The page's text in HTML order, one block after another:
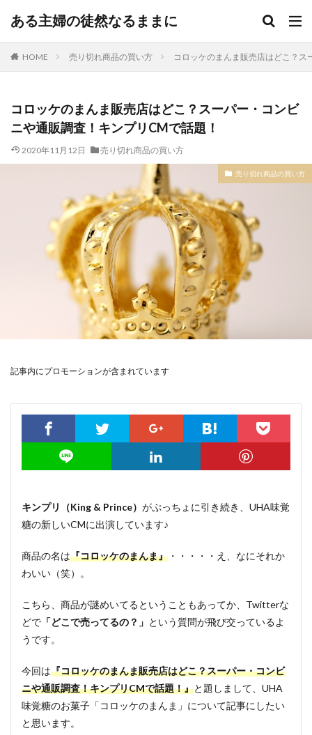
ある主婦の徒然なるままに
HOME 売り切れ商品の買い方 コロッケのまんま販売店はどこ？
コロッケのまんま販売店はどこ？スーパー・コンビ
ニや通販調査！キンプリCMで話題！
2020年11月12日 売り切れ商品の買い方
売り切れ商品の買い方
記事内にプロモーションが含まれています
キンプリ（King & Prince） がぷっちょに引き続き、UHA味覚
糖の新しいCMに出演しています♪
商品の名は『コロッケのまんま』 ・・・・・え、なにそれか
わいい（笑）。
こちら、商品が謎めいてるということもあってか、Twitterな
どで 「どこで売ってるの？」 という質問が飛び交っているよ
うです。
今回は『コロッケのまんま販売店はどこ？スーパー・コンビ
ニや通販調査！キンプリCMで話題！』と題しまして、UHA
味覚糖のお菓子「コロッケのまんま」について記事にしたい
と思います。